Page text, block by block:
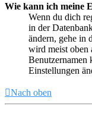
Wie kann ich meine
Wenn du dich
in der
ändern, gehe in
wird meist oben
Benutzernamen
Einstellungen
Nach oben